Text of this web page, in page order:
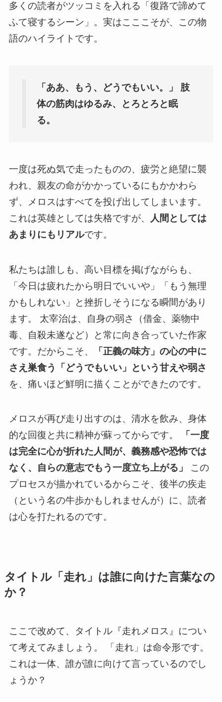
多くの読者がツッコミを入れる「復路で諦めて
ふて寝するシーン」。実はこここそが、この物
語のハイライトです。
「ああ、もう、どうでもいい。」 肢
体の筋肉はゆるみ、とろとろと眠
る。
一度は死ぬ気で走ったものの、疲労と絶望に襲
われ、親友の命がかかっているにもかかわら
ず、メロスはすべてを投げ出してしまいます。
これは英雄としては失格ですが、
人間としては
あまりにもリアルです。
私たちは誰しも、高い目標を掲げながらも、
「今日は疲れたから明日でいいや」「もう無理
かもしれない」と挫折しそうになる瞬間があり
ます。 太宰治は、自身の弱さ（借金、薬物中
毒、自殺未遂など）と常に向き合っていた作家
です。だからこそ、
「正義の味方」の心の中に
さえ巣食う「どうでもいい」という甘えや弱さ
を、痛いほど鮮明に描くことができたのです。
メロスが再び走り出すのは、清水を飲み、身体
的な回復と共に精神が蘇ってからです。
「一度
は完全に心が折れた人間が、義務感や恐怖では
なく、自らの意志でもう一度立ち上がる」
この
プロセスが描かれているからこそ、後半の疾走
（という名の牛歩かもしれませんが）に、読者
は心を打たれるのです。
タイトル「走れ」は誰に向けた言葉なの
か？
ここで改めて、タイトル『走れメロス』につい
て考えてみましょう。 「走れ」は命令形です。
これは一体、誰が誰に向けて言っているのでし
ょうか？